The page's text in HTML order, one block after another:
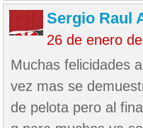
Sergio Raul
26 de enero
Muchas felicidades
vez mas se
de pelota pero al